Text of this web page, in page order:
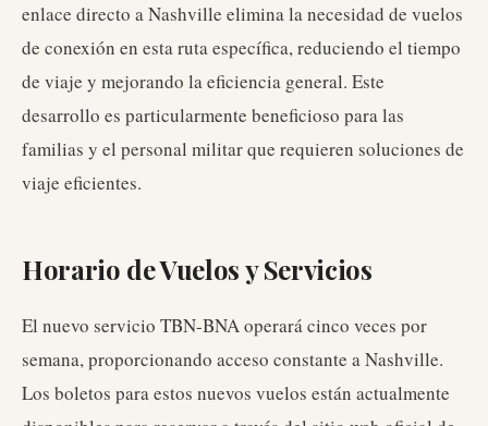
enlace directo a Nashville elimina la necesidad de vuelos
de conexión en esta ruta específica, reduciendo el tiempo
de viaje y mejorando la eficiencia general. Este
desarrollo es particularmente beneficioso para las
familias y el personal militar que requieren soluciones de
viaje eficientes.
Horario de Vuelos y Servicios
El nuevo servicio TBN-BNA operará cinco veces por
semana, proporcionando acceso constante a Nashville.
Los boletos para estos nuevos vuelos están actualmente